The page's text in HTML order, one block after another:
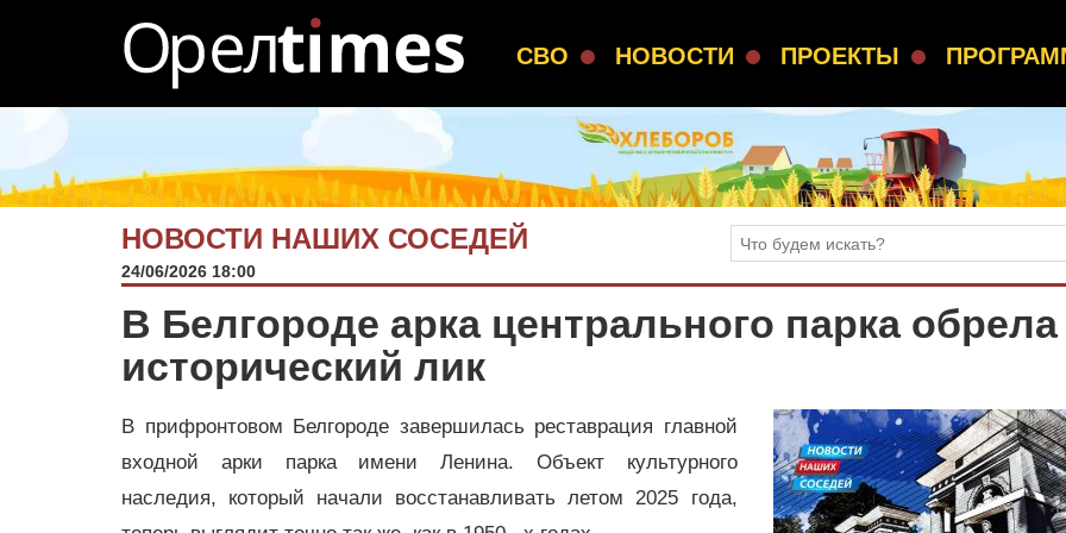
СВО НОВОСТИ ПРОЕКТЫ
НОВОСТИ НАШИХ СОСЕДЕЙ
24/06/2026 18:00
В Белгороде арка центрального парка обрела
исторический лик
В прифронтовом Белгороде завершилась реставрация главной
входной арки парка имени Ленина. Объект культурного
наследия, который начали восстанавливать летом 2025 года,